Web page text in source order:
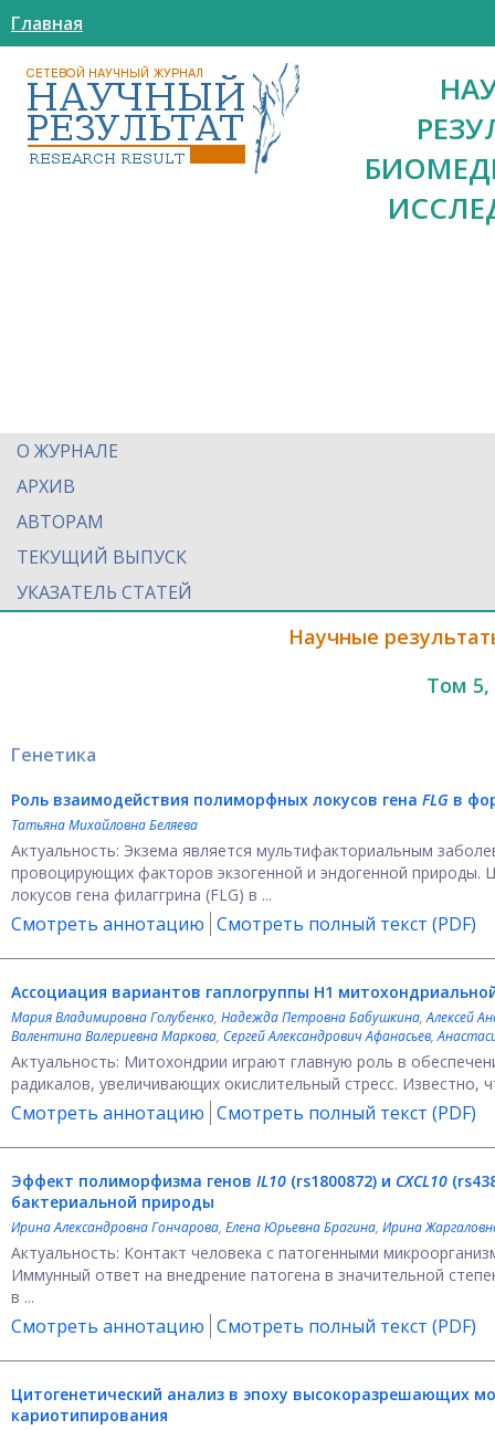
Главная
О ЖУРНАЛЕ
АРХИВ
АВТОРАМ
ТЕКУЩИЙ ВЫПУСК
УКАЗАТЕЛЬ СТАТЕЙ
Научные
Том
Генетика
Роль взаимодействия полиморфных локусов гена FLG в
Татьяна Михайловна Беляева
Актуальность: Экзема является мультифакториальным
провоцирующих факторов экзогенной и эндогенной
локусов гена филаггрина (FLG) в ...
Смотреть аннотацию Смотреть полный текст (PDF)
Ассоциация вариантов гаплогруппы Н1
Мария Владимировна Голубенко, Надежда Петровна Бабушкина,Алексей
Валентина Валериевна Маркова, Сергей Александрович Афанасьев,
Актуальность: Митохондрии играют главную роль в
радикалов, увеличивающих окислительный стресс.
Смотреть аннотацию Смотреть полный текст (PDF)
Эффект полиморфизма генов IL10 (rs1800872) и CXCL10
бактериальной природы
Ирина Александровна Гончарова, Елена Юрьевна Брагина, Ирина
Актуальность: Контакт человека с патогенными
Иммунный ответ на внедрение патогена в значительной
в ...
Смотреть аннотацию Смотреть полный текст (PDF)
Цитогенетический анализ в эпоху высокоразрешающих
кариотипирования